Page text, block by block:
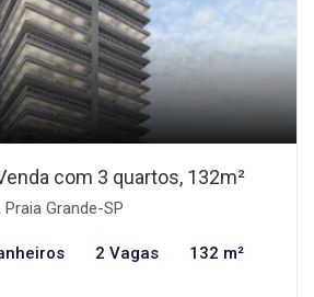
com 3 quartos, 132m²
Grande-SP
2 Vagas 132 m²